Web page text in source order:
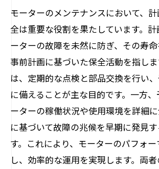
モーターのメンテナンスにおいて、
全は重要な役割を果たしています。
ーターの故障を未然に防ぎ、その寿
事前計画に基づいた保全活動を指し
は、定期的な点検と部品交換を行い
に備えることが主な目的です。一方
ーターの稼働状況や使用環境を詳細
に基づいて故障の兆候を早期に発見
す。これにより、モーターのパフォ
し、効率的な運用を実現します。両